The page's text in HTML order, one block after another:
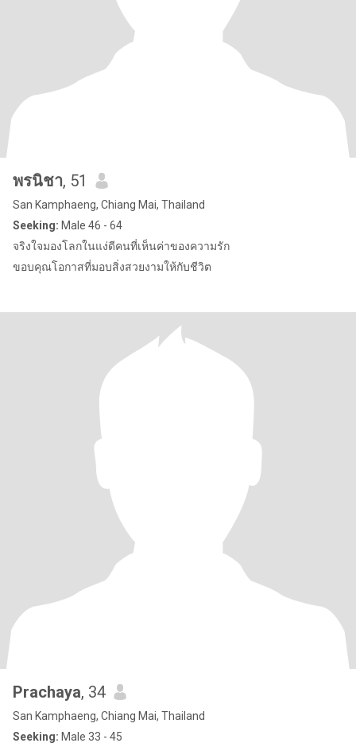
พรนิชา, 51
San Kamphaeng, Chiang Mai, Thailand
Seeking: Male 46 - 64
จริงใจมองโลกในแง่ดีคนที่เห็นค่าของความรัก
ขอบคุณโอกาสที่มอบสิ่งสวยงามให้กับชีวิต
Prachaya, 34
San Kamphaeng, Chiang Mai, Thailand
Seeking: Male 33 - 45